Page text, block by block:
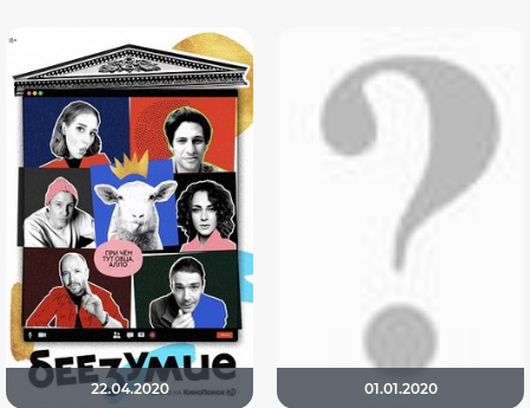
22.04.2020 01.01.2020